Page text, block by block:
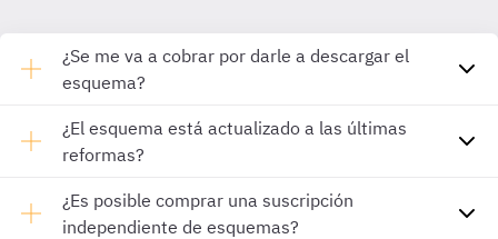
¿Se me va a cobrar por darle a descargar el
esquema?
¿El esquema está actualizado a las últimas
reformas?
¿Es posible comprar una suscripción
independiente de esquemas?